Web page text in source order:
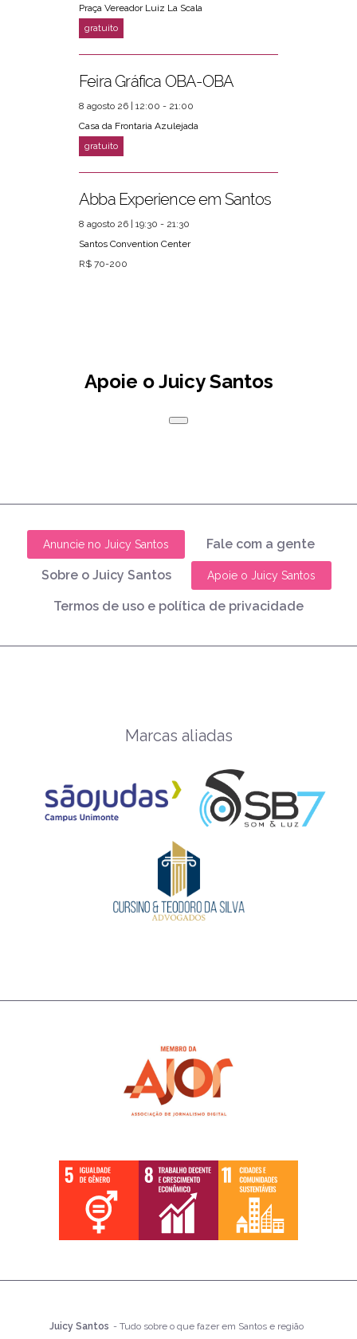
Praça Vereador Luiz La Scala
Feira Gráfica OBA-OBA
8 agosto 26 | 12:00 - 21:00
Casa da Frontaria Azulejada
Abba Experience em Santos
8 agosto 26 | 19:30 - 21:30
Santos Convention Center
R$ 70-200
Apoie o Juicy Santos
Anuncie no Juicy Santos Fale com a gente
Sobre o Juicy Santos Apoie o Juicy Santos
Termos de uso e política de privacidade
Marcas aliadas
Juicy Santos - Tudo sobre o que fazer em Santos e região